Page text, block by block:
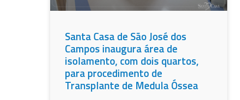
Santa Casa de São José dos
Campos inaugura área de
isolamento, com dois quartos,
para procedimento de
Transplante de Medula Óssea